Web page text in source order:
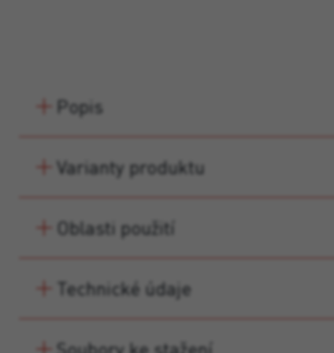
Popis
Varianty produktu
Oblasti použití
Technické údaje